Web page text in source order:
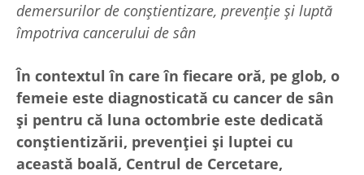
demersurilor de conștientizare, prevenție şi luptă
împotriva cancerului de sân
În contextul în care în fiecare oră, pe glob, o
femeie este diagnosticată cu cancer de sân
și pentru că luna octombrie este dedicată
conștientizării, prevenției şi luptei cu
această boală, Centrul de Cercetare,